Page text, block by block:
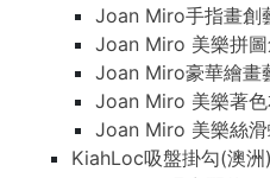
Joan Miro手指畫創
Joan Miro 美樂拼圖
Joan Miro豪華繪畫
Joan Miro 美樂著色
Joan Miro 美樂絲
KiahLoc吸盤掛勾(澳洲)